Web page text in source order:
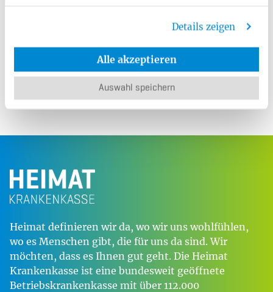
Details zeigen
Alle akzeptieren
Auswahl speichern
krankenkasse.de
Heimat definieren wir da, wo wir uns wohlfühlen,
wo es Menschen gibt, die für uns da sind. Wir
möchten, dass es Ihnen gut geht. Die Heimat
Krankenkasse ist eine bundesweit geöffnete
Betriebskrankenkasse mit über 112.000